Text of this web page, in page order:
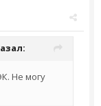
Не могу